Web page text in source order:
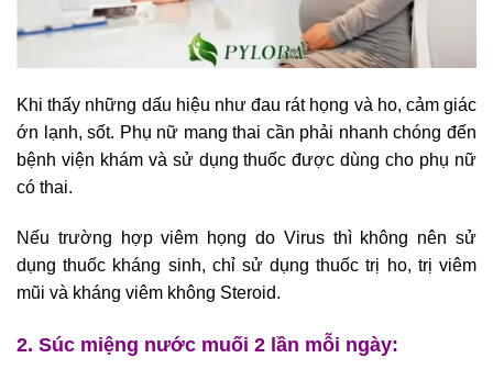
Khi thấy những dấu hiệu như đau rát họng và ho, cảm giác
ớn lạnh, sốt. Phụ nữ mang thai cần phải nhanh chóng đến
bệnh viện khám và sử dụng thuốc được dùng cho phụ nữ
có thai.
Nếu trường hợp viêm họng do Virus thì không nên sử
dụng thuốc kháng sinh, chỉ sử dụng thuốc trị ho, trị viêm
mũi và kháng viêm không Steroid.
2. Súc miệng nước muối 2 lần mỗi ngày: